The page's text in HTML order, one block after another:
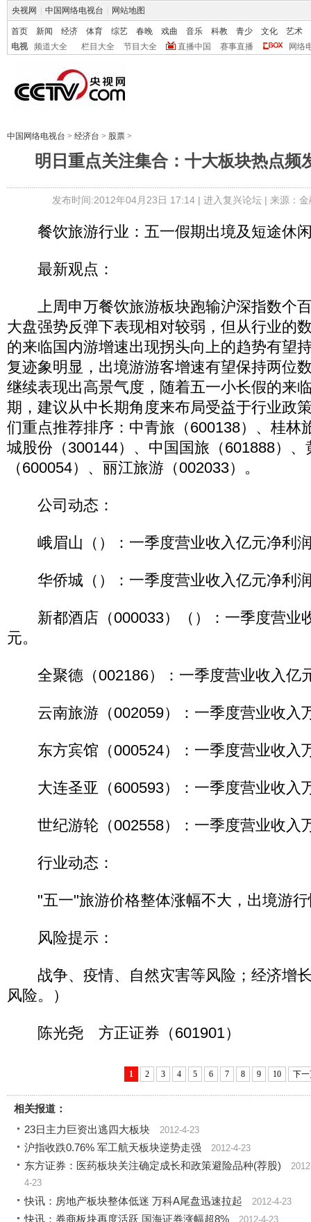
央视网 中国网络电视台 网站地图
首页 新闻 经济 体育 综艺 春晚 戏曲 音乐 科教 青少 文化
艺术
电视
频道大全 栏目大全 节目大全 直播中国 赛事直播 网络
中国网络电视台 > 经济台 > 股票 >
明日重点关注集合：十大板块热点频
发布时间:2012年04月23日 17:14 | 进入复兴论坛| 来源：
餐饮旅游行业：五一假期出境及短途休
最新观点：
上周申万餐饮旅游板块跑输沪深指数个
大盘强势反弹下表现相对较弱，但从行业的
的来临国内游增速出现拐头向上的趋势有望
复迹象明显，出境游游客增速有望保持两位
继续表现出高景气度，随着五一小长假的来
期，建议从中长期角度来布局受益于行业政
们重点推荐排序：中青旅（600138）、桂林
城股份（300144）、中国国旅（601888）、
（600054）、丽江旅游（002033）。
公司动态：
峨眉山（）：一季度营业收入亿元净利
华侨城（）：一季度营业收入亿元净利
新都酒店（000033）（）：一季度营业
元。
全聚德（002186）：一季度营业收入亿
云南旅游（002059）：一季度营业收入
东方宾馆（000524）：一季度营业收入
大连圣亚（600593）：一季度营业收入
世纪游轮（002558）：一季度营业收入
行业动态：
"五一"旅游价格整体涨幅不大，出境游行
风险提示：
战争、疫情、自然灾害等风险；经济增
风险。）
陈光尧 方正证券（601901）
1 2 3 4 5 6 7 8 9 10 下
相关报道：
23日主力巨资出逃四大板块
2012-4-23
沪指收跌0.76% 军工航天板块逆势走强 2012-4-23
东方证券：医药板块关注确定成长和政策避险品种(荐股)
4-23
快讯：房地产板块整体低迷 万科A尾盘迅速拉起
2012-4-23
快讯：券商板块再度活跃 国海证券涨幅超8% 2012-4-23